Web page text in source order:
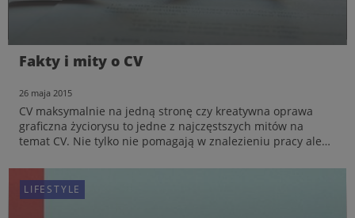
6 wskazówek jak stworzyć dobre CV
młodego kandydata
11 czerwca 2015
Według badania przeprowadzonego na zlecenie Pracuj.pl
aż 48% osób w wieku 18-29 lat regularnie aktualizuje swoje
CV. To znacznie więcej niż wśród pracowników po 30 roku
dokumenty aplikacyjne młodych kandydatów, aby spe...
Fakty i mity o CV
26 maja 2015
CV maksymalnie na jedną stronę czy kreatywna oprawa
graficzna życiorysu to jedne z najczęstszych mitów na
temat CV. Nie tylko nie pomagają w znalezieniu pracy ale
pracy zbyt dużą wagę przykłada również do zdjęcia zamia...
LIFESTYLE
LIFESTYLE
LIFESTYLE